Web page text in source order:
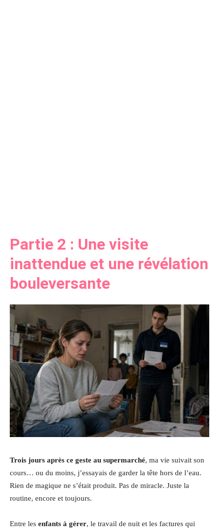
Partie 2 : Une visite
inattendue et une révélation
bouleversante
Trois jours après ce geste au supermarché, ma vie suivait son
cours… ou du moins, j’essayais de garder la tête hors de l’eau.
Rien de magique ne s’était produit. Pas de miracle. Juste la
routine, encore et toujours.
Entre les enfants à gérer, le travail de nuit et les factures qui